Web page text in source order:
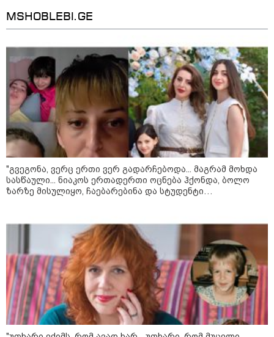
"არის პოლარიზაციის კიდევ უფრო
გაღრმავების საფრთხე და ...“
"გონებაში ვალაგებდი, ეს ამბავი
პირველად ვისთვის მეთქვა, ვის
უნდა ჩავექოლე“
"ძალიან მძიმეა ჩემთვის ის, რაც
"ეს უზნეო გზა
ხელისუფლებისთვის ცუდად
მთავრდება ხოლმე“
MSHOBLEBI.GE
"გვეგონა, ვერც ერთი ვერ გადარჩებოდა... მაგრამ მოხდა
სასწაული... ნიაკოს ერთადერთი ოცნება ჰქონდა, ბოლო
ზარზე მისულიყო, ჩაებარებინა და სტუდენტი